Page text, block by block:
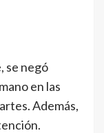
se negó
en las
Además,